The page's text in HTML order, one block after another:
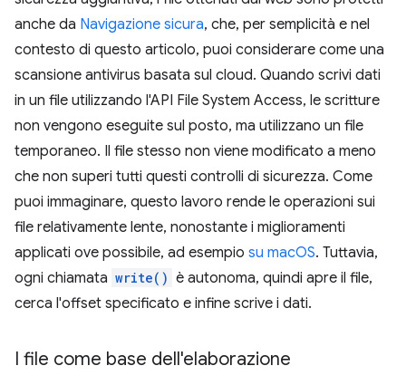
anche da Navigazione sicura, che, per semplicità e nel
contesto di questo articolo, puoi considerare come una
scansione antivirus basata sul cloud. Quando scrivi dati
in un file utilizzando l'API File System Access, le scritture
non vengono eseguite sul posto, ma utilizzano un file
temporaneo. Il file stesso non viene modificato a meno
che non superi tutti questi controlli di sicurezza. Come
puoi immaginare, questo lavoro rende le operazioni sui
file relativamente lente, nonostante i miglioramenti
applicati ove possibile, ad esempio su macOS. Tuttavia,
ogni chiamata write() è autonoma, quindi apre il file,
cerca l'offset specificato e infine scrive i dati.
I file come base dell'elaborazione